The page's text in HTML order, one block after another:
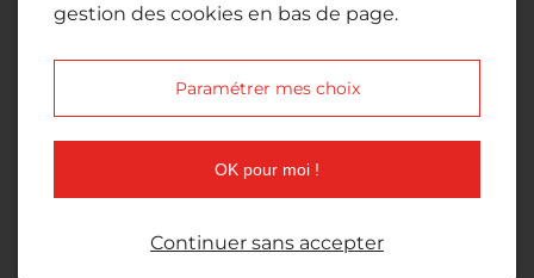
En cochant cette case, j’accepte que les
soient utilisées par www.garage-ludauto.fr pour
gestion des cookies en bas de page.
Paramétrer mes choix
OK pour moi !
Continuer sans accepter